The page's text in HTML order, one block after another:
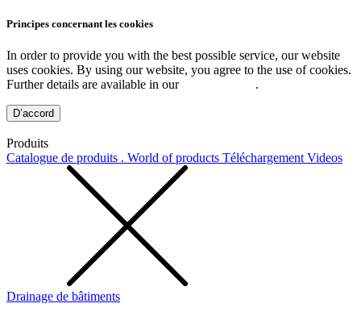
Principes concernant les cookies
In order to provide you with the best possible service, our website
uses cookies. By using our website, you agree to the use of cookies.
Further details are available in our
.
D’accord
Produits
Catalogue de produits . World of products Téléchargement Videos
Drainage de bâtiments